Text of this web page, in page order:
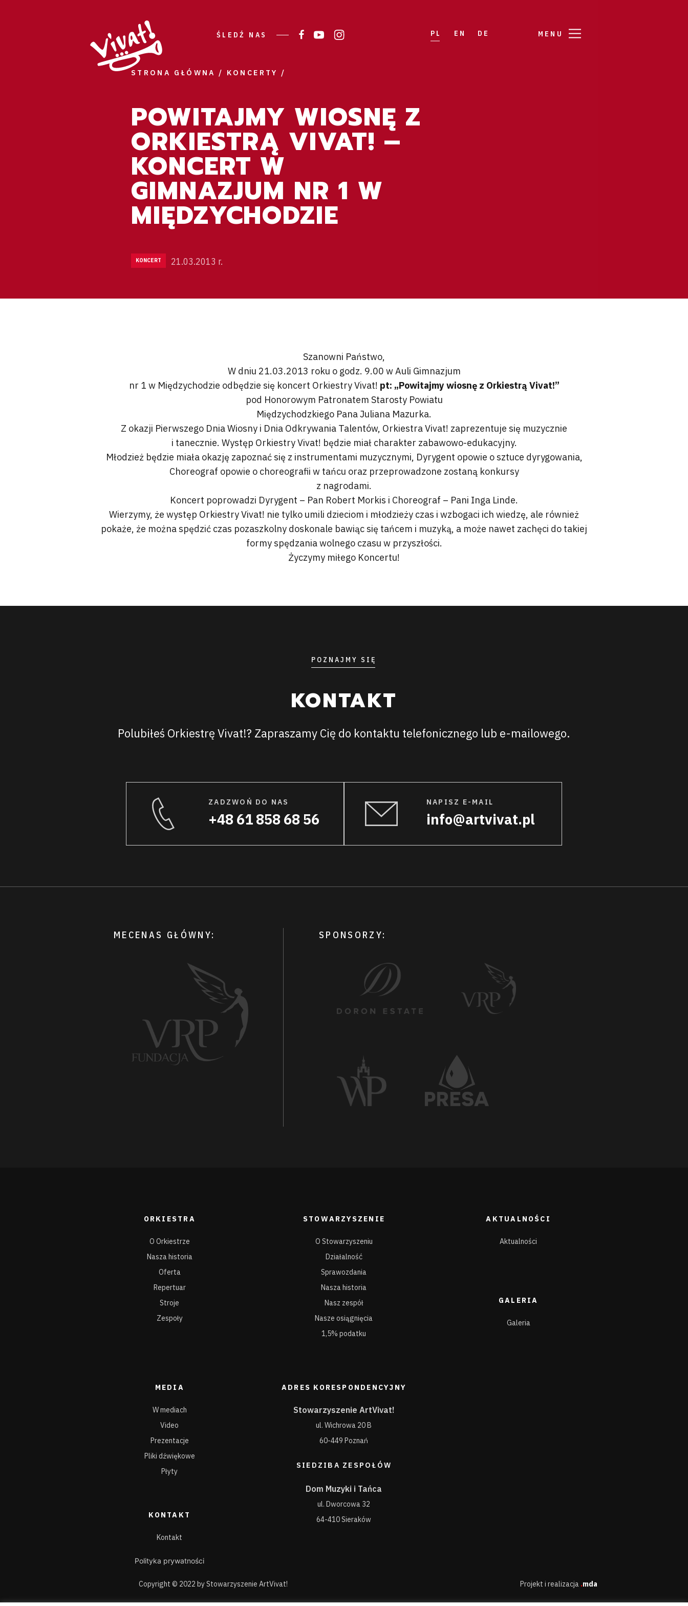
ŚLEDŹ NAS PL EN DE MENU
STRONA GŁÓWNA / KONCERTY /
POWITAJMY WIOSNĘ Z
ORKIESTRĄ VIVAT! –
KONCERT W
GIMNAZJUM NR 1 W
MIĘDZYCHODZIE
KONCERT 21.03.2013 r.
Szanowni Państwo,
W dniu 21.03.2013 roku o godz. 9.00 w Auli Gimnazjum
nr 1 w Międzychodzie odbędzie się koncert Orkiestry Vivat! pt: „Powitajmy wiosnę z Orkiestrą Vivat!”
pod Honorowym Patronatem Starosty Powiatu
Międzychodzkiego Pana Juliana Mazurka.
Z okazji Pierwszego Dnia Wiosny i Dnia Odkrywania Talentów, Orkiestra Vivat! zaprezentuje się muzycznie
i tanecznie. Występ Orkiestry Vivat! będzie miał charakter zabawowo-edukacyjny.
Młodzież będzie miała okazję zapoznać się z instrumentami muzycznymi, Dyrygent opowie o sztuce dyrygowania,
Choreograf opowie o choreografii w tańcu oraz przeprowadzone zostaną konkursy
z nagrodami.
Koncert poprowadzi Dyrygent – Pan Robert Morkis i Choreograf – Pani Inga Linde.
Wierzymy, że występ Orkiestry Vivat! nie tylko umili dzieciom i młodzieży czas i wzbogaci ich wiedzę, ale również
pokaże, że można spędzić czas pozaszkolny doskonale bawiąc się tańcem i muzyką, a może nawet zachęci do takiej
formy spędzania wolnego czasu w przyszłości.
Życzymy miłego Koncertu!
POZNAJMY SIĘ
KONTAKT
Polubiłeś Orkiestrę Vivat!? Zapraszamy Cię do kontaktu telefonicznego lub e-mailowego.
ZADZWOŃ DO NAS
+48 61 858 68 56
NAPISZ E-MAIL
info@artvivat.pl
MECENAS GŁÓWNY: SPONSORZY:
ORKIESTRA
O Orkiestrze
Nasza historia
Oferta
Repertuar
Stroje
Zespoły
STOWARZYSZENIE
O Stowarzyszeniu
Działalność
Sprawozdania
Nasza historia
Nasz zespół
Nasze osiągnięcia
1,5% podatku
AKTUALNOŚCI
Aktualności
GALERIA
Galeria
MEDIA
W mediach
Video
Prezentacje
Pliki dźwiękowe
Płyty
KONTAKT
Kontakt
Polityka prywatności
ADRES KORESPONDENCYJNY
Stowarzyszenie ArtVivat!
ul. Wichrowa 20 B
60-449 Poznań
SIEDZIBA ZESPOŁÓW
Dom Muzyki i Tańca
ul. Dworcowa 32
64-410 Sieraków
Copyright © 2022 by Stowarzyszenie ArtVivat! Projekt i realizacja .mda